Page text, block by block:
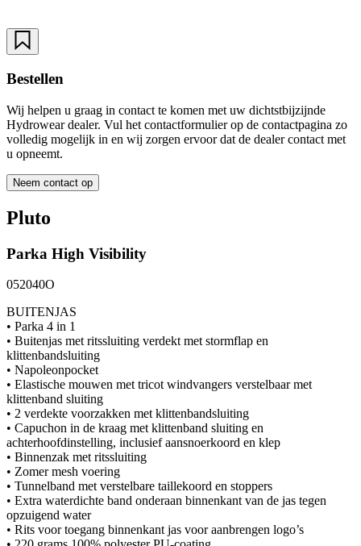
Bestellen
Wij helpen u graag in contact te komen met uw dichtstbijzijnde
Hydrowear dealer. Vul het contactformulier op de contactpagina zo
volledig mogelijk in en wij zorgen ervoor dat de dealer contact met
u opneemt.
Neem contact op
Pluto
Parka High Visibility
052040O
BUITENJAS
• Parka 4 in 1
• Buitenjas met ritssluiting verdekt met stormflap en
klittenbandsluiting
• Napoleonpocket
• Elastische mouwen met tricot windvangers verstelbaar met
klittenband sluiting
• 2 verdekte voorzakken met klittenbandsluiting
• Capuchon in de kraag met klittenband sluiting en
achterhoofdinstelling, inclusief aansnoerkoord en klep
• Binnenzak met ritssluiting
• Zomer mesh voering
• Tunnelband met verstelbare taillekoord en stoppers
• Extra waterdichte band onderaan binnenkant van de jas tegen
opzuigend water
• Rits voor toegang binnenkant jas voor aanbrengen logo’s